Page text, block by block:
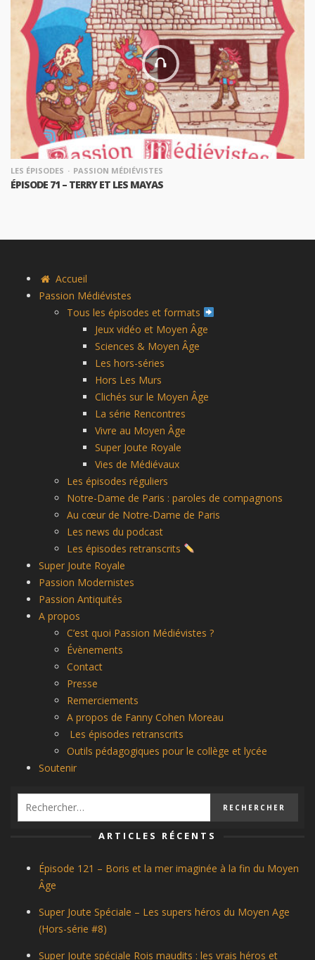
LES ÉPISODES PASSION MÉDIÉVISTES
ÉPISODE 71 – TERRY ET LES MAYAS
Accueil
Passion Médiévistes
Tous les épisodes et formats
Jeux vidéo et Moyen Âge
Sciences & Moyen Âge
Les hors-séries
Hors Les Murs
Clichés sur le Moyen Âge
La série Rencontres
Vivre au Moyen Âge
Super Joute Royale
Vies de Médiévaux
Les épisodes réguliers
Notre-Dame de Paris : paroles de compagnons
Au cœur de Notre-Dame de Paris
Les news du podcast
Les épisodes retranscrits
Super Joute Royale
Passion Modernistes
Passion Antiquités
A propos
C’est quoi Passion Médiévistes ?
Évènements
Contact
Presse
Remerciements
A propos de Fanny Cohen Moreau
Les épisodes retranscrits
Outils pédagogiques pour le collège et lycée
Soutenir
ARTICLES RÉCENTS
Épisode 121 – Boris et la mer imaginée à la fin du Moyen
Âge
Super Joute Spéciale – Les supers héros du Moyen Age
(Hors-série #8)
Super Joute spéciale Rois maudits : les vrais héros et